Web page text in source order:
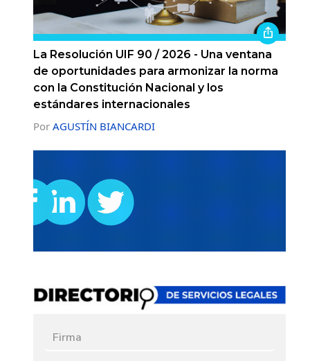
La Resolución UIF 90 / 2026 - Una ventana
de oportunidades para armonizar la norma
con la Constitución Nacional y los
estándares internacionales
Por AGUSTÍN BIANCARDI